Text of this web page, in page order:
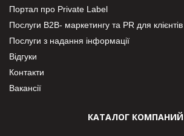
Портал про Private Label
Послуги В2В- маркетингу та PR для клієнтів
Послуги з надання інформації
Відгуки
Контакти
Вакансії
КАТАЛОГ КОМПАНИЙ